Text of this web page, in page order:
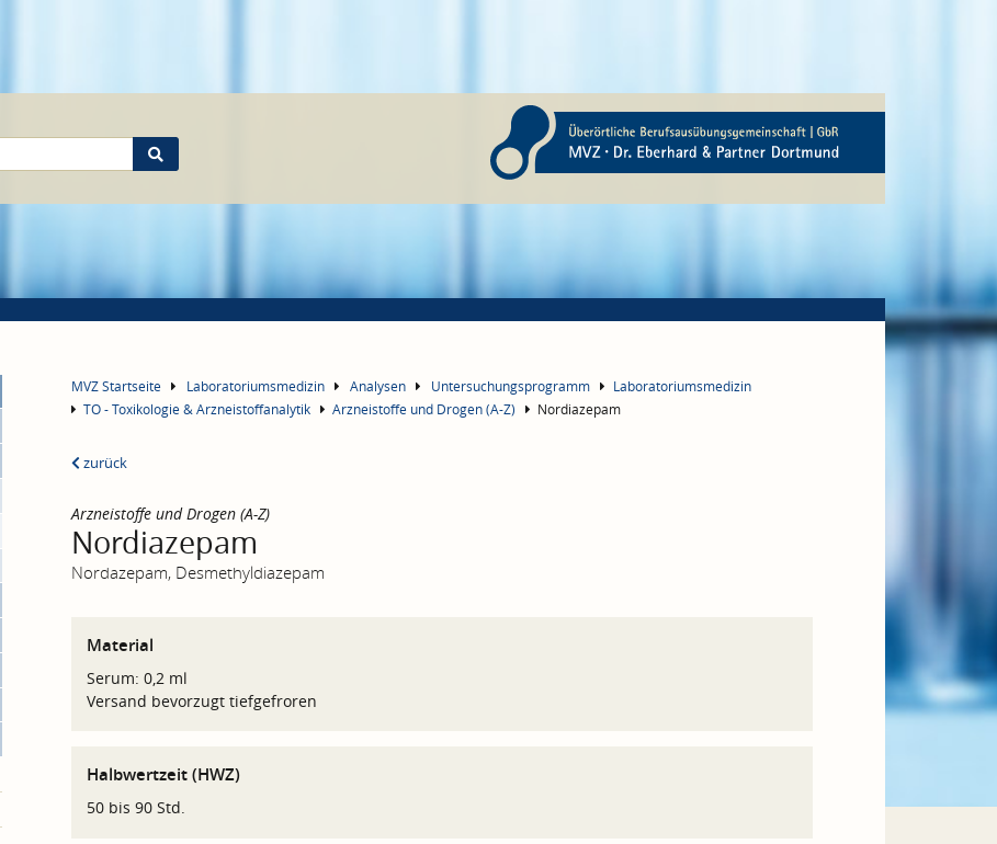
MVZ Startseite Laboratoriumsmedizin Analysen Untersuchungsprogramm
Laboratoriumsmedizin
TO - Toxikologie & Arzneistoffanalytik
Arzneistoffe und Drogen (A-Z) Nordiazepam
zurück
Arzneistoffe und Drogen (A-Z)
Nordiazepam
Nordazepam, Desmethyldiazepam
Material
Serum: 0,2 ml
Versand bevorzugt tiefgefroren
Halbwertzeit (HWZ)
50 bis 90 Std.